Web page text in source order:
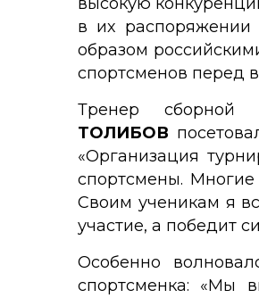
в их распоряжении
образом
спортсменов перед
Тренер сборной
ТОЛИБОВ
«Организация
спортсмены.
Своим ученикам я
участие, а победит
Особенно
спортсменка: «Мы